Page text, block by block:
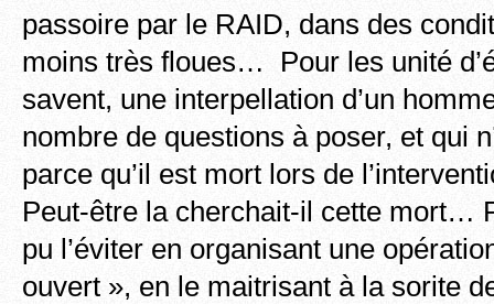
passoire par le RAID, dans des
moins très floues… Pour les unité
savent, une interpellation d’un
nombre de questions à poser, et qui
parce qu’il est mort lors de
Peut-être la cherchait-il cette mort…
pu l’éviter en organisant une
ouvert », en le maitrisant à la sorite